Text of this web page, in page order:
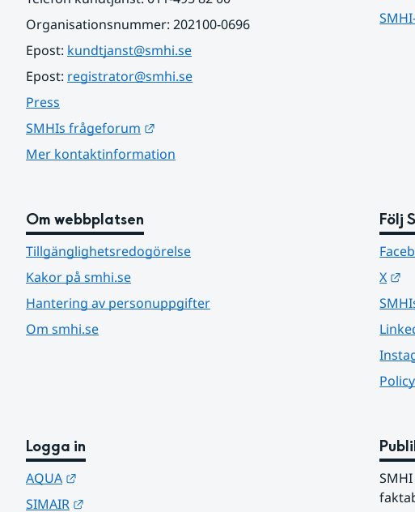
Organisationsnummer: 202100-0696
Epost: kundtjanst@smhi.se
Epost: registrator@smhi.se
Press
SMHIs frågeforum
Mer kontaktinformation
Om webbplatsen
Tillgänglighetsredogörelse
Kakor på smhi.se
Hantering av personuppgifter
Om smhi.se
Följ
X
Logga in
AQUA
SIMAIR